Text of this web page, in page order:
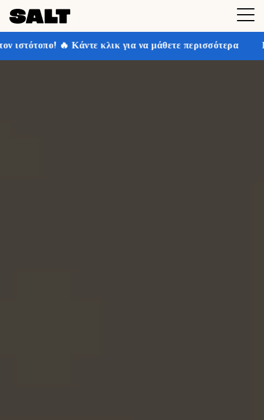
κλικ για να μάθετε περισσότερα Κερδίστε έως και